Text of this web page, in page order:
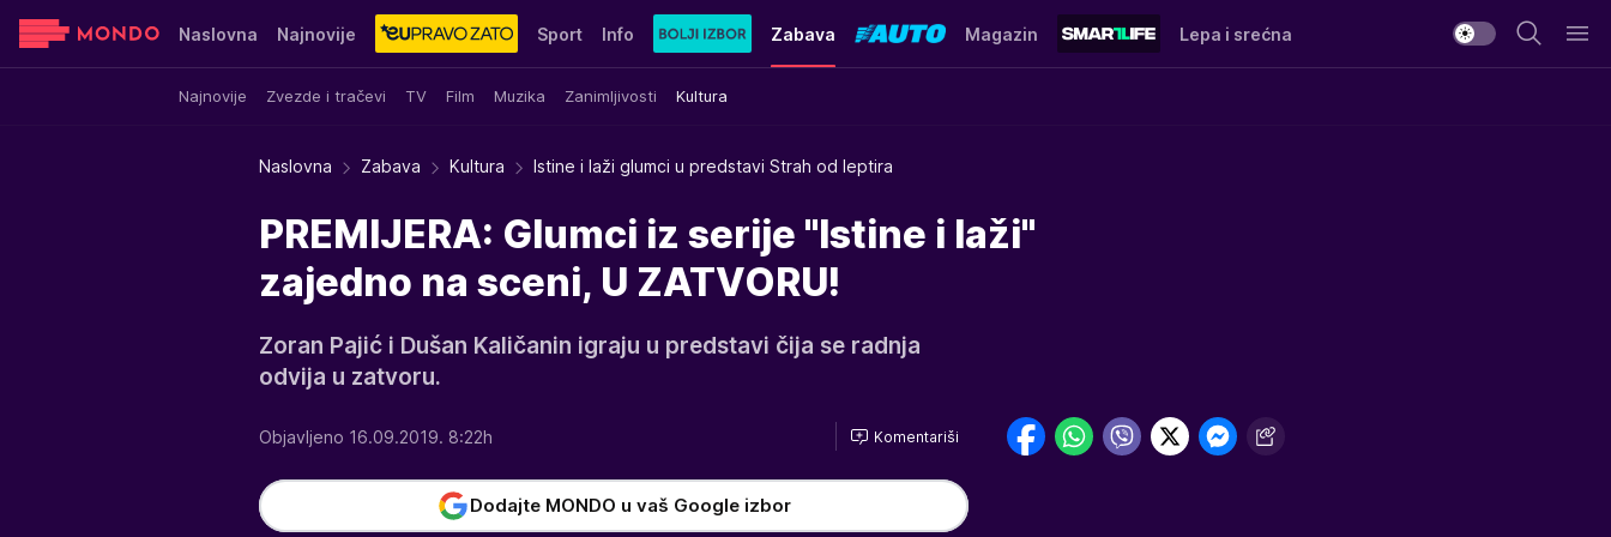
Naslovna Najnovije Sport Info Zabava
Najnovije Zvezde i tračevi TV Film Muzika Zanimljivosti Kultura
Magazin Lepa i srećna
Sensa Stvar ukusa Yumama
Naslovna Zabava Kultura Istine i laži glumci u predstavi Strah od leptira
PREMIJERA: Glumci iz serije "Istine i laži"
zajedno na sceni, U ZATVORU!
Zoran Pajić i Dušan Kaličanin igraju u predstavi čija se radnja
odvija u zatvoru.
Objavljeno 16.09.2019. 8:22h Komentariši
Dodajte MONDO u vaš Google izbor